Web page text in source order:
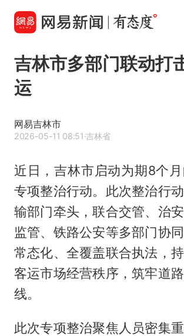
吉林市多部门联动打
运
网易吉林市
2026-05-11 08:51·吉林省
近日，吉林市启动为期8个
专项整治行动。此次整治行
输部门牵头，联合交管、治
监管、铁路公安等多部门协
常态化、全覆盖联合执法，
客运市场经营秩序，筑牢道
线。
此次专项整治聚焦人员密集